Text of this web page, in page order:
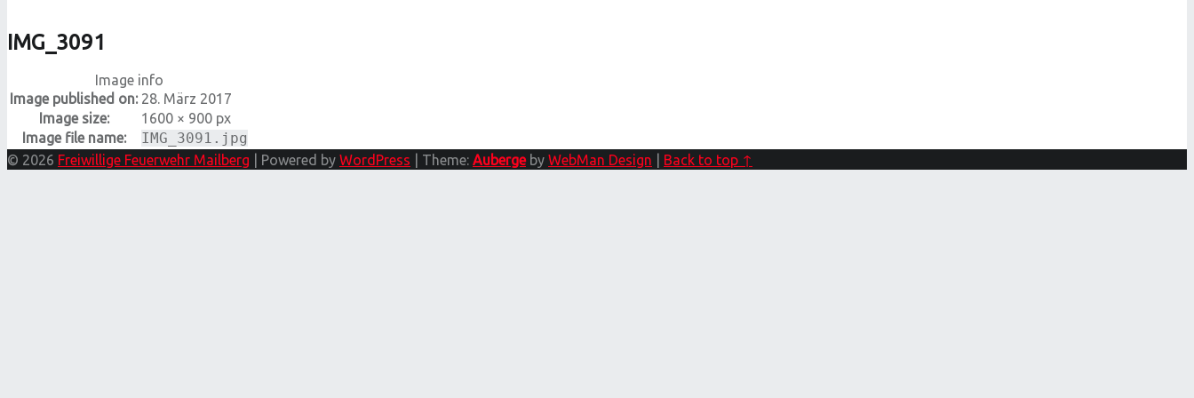
IMG_3091
Image info
Image published on: 28. März 2017
Image size:
1600 × 900 px
Image file name:
IMG_3091.jpg
© 2026 Freiwillige Feuerwehr Mailberg Powered by WordPress Theme: Aubergeby WebMan Design Back to top ↑